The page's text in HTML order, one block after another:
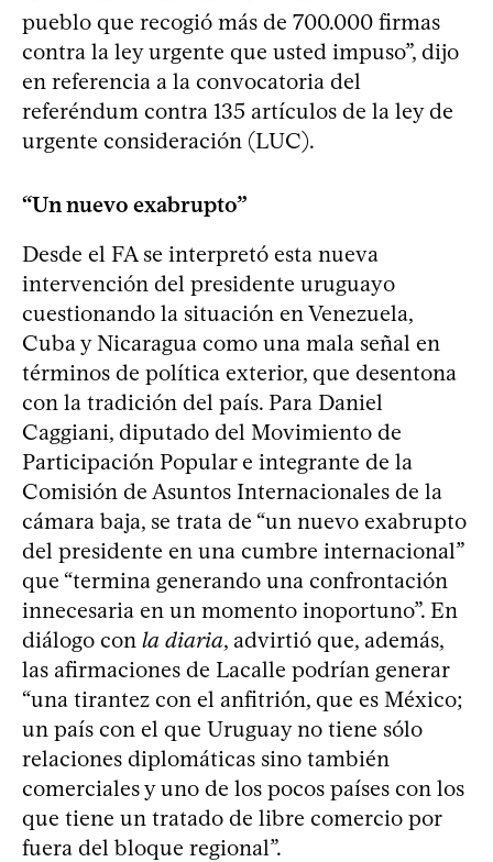
pueblo que recogió más de 700.000 firmas
contra la ley urgente que usted impuso”, dijo
en referencia a la convocatoria del
referéndum contra 135 artículos de la ley de
urgente consideración (LUC).
“Un nuevo exabrupto”
Desde el FA se interpretó esta nueva
intervención del presidente uruguayo
cuestionando la situación en Venezuela,
Cuba y Nicaragua como una mala señal en
términos de política exterior, que desentona
con la tradición del país. Para Daniel
Caggiani, diputado del Movimiento de
Participación Popular e integrante de la
Comisión de Asuntos Internacionales de la
cámara baja, se trata de “un nuevo exabrupto
del presidente en una cumbre internacional”
que “termina generando una confrontación
innecesaria en un momento inoportuno”. En
diálogo con la diaria, advirtió que, además,
las afirmaciones de Lacalle podrían generar
“una tirantez con el anfitrión, que es México;
un país con el que Uruguay no tiene sólo
relaciones diplomáticas sino también
comerciales y uno de los pocos países con los
que tiene un tratado de libre comercio por
fuera del bloque regional”.